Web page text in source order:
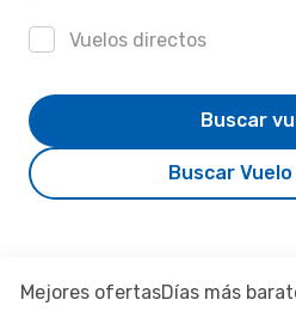
Vuelos directos
Buscar
Buscar
Mejores ofertasDías más